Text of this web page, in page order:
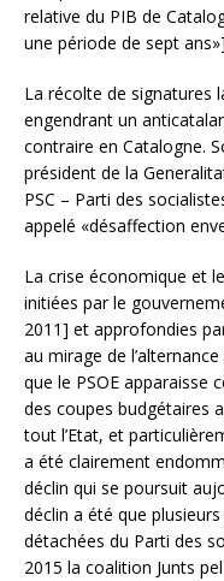
relative du PIB de
une période de sept
La récolte de signatures
engendrant un
contraire en Catalogne.
président de la
PSC – Parti des
appelé «désaffection
La crise économique et
initiées par le
2011] et approfondies
au mirage de
que le PSOE
des coupes budgétaires
tout l’Etat, et
a été clairement
déclin qui se poursuit
déclin a été que
détachées du Parti des
2015 la coalition Junts